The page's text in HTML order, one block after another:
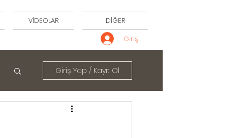
VİDEOLAR
DİĞER
Giriş
Giriş Yap / Kayıt Ol